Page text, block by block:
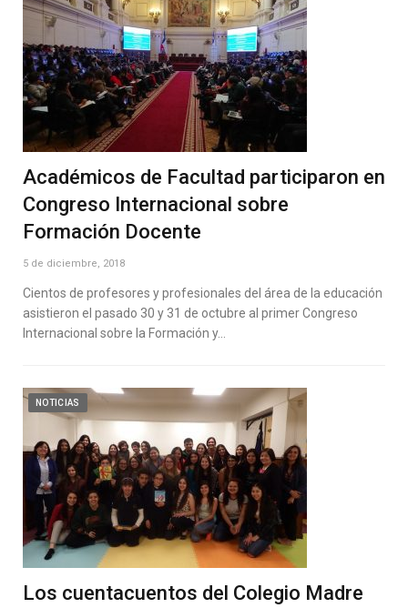
Académicos de Facultad participaron en
Congreso Internacional sobre
Formación Docente
5 de diciembre, 2018
Cientos de profesores y profesionales del área de la educación
asistieron el pasado 30 y 31 de octubre al primer Congreso
Internacional sobre la Formación y…
NOTICIAS
Los cuentacuentos del Colegio Madre